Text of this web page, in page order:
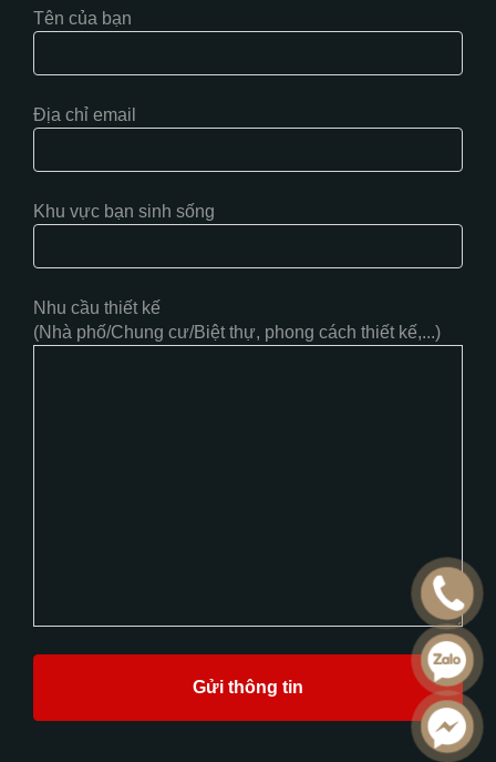
Tên của bạn
Địa chỉ email
Khu vực bạn sinh sống
Nhu cầu thiết kế
(Nhà phố/Chung cư/Biệt thự, phong cách thiết kế,...)